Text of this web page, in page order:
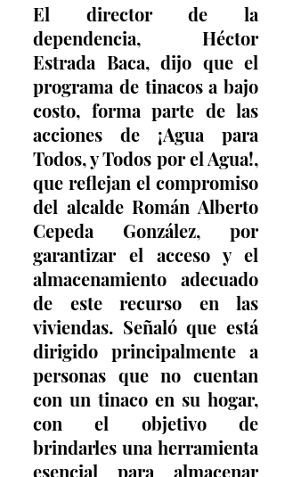
El director de la
dependencia, Héctor
Estrada Baca, dijo que el
programa de tinacos a bajo
costo, forma parte de las
acciones de ¡Agua para
Todos, y Todos por el Agua!,
que reflejan el compromiso
del alcalde Román Alberto
Cepeda González, por
garantizar el acceso y el
almacenamiento adecuado
de este recurso en las
viviendas. Señaló que está
dirigido principalmente a
personas que no cuentan
con un tinaco en su hogar,
con el objetivo de
brindarles una herramienta
esencial para almacenar